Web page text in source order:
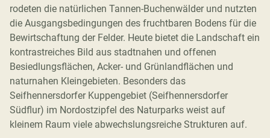
rodeten die natürlichen Tannen-Buchenwälder und nutzten
die Ausgangsbedingungen des fruchtbaren Bodens für die
Bewirtschaftung der Felder. Heute bietet die Landschaft ein
kontrastreiches Bild aus stadtnahen und offenen
Besiedlungsflächen, Acker- und Grünlandflächen und
naturnahen Kleingebieten. Besonders das
Seifhennersdorfer Kuppengebiet (Seifhennersdorfer
Südflur) im Nordostzipfel des Naturparks weist auf
kleinem Raum viele abwechslungsreiche Strukturen auf.